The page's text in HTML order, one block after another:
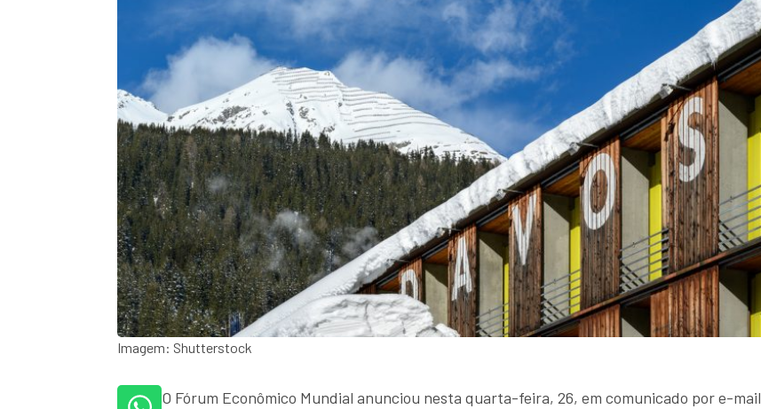
Imagem: Shutterstock
O Fórum Econômico Mundial anunciou nesta quarta-feira, 26, em comunicado por e-mail